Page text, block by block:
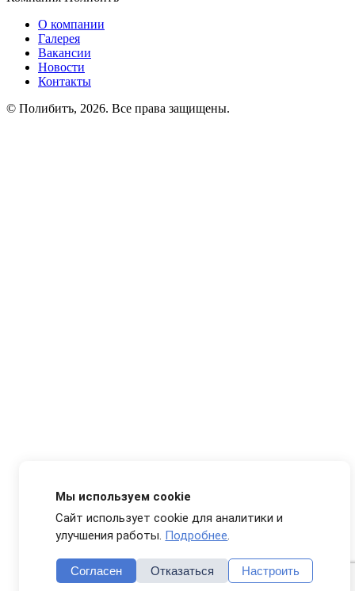
О компании
Галерея
Вакансии
Новости
Контакты
© Полибитъ, 2026. Все права защищены.
Мы используем cookie
Сайт использует cookie для аналитики и
улучшения работы. Подробнее.
Согласен Отказаться Настроить